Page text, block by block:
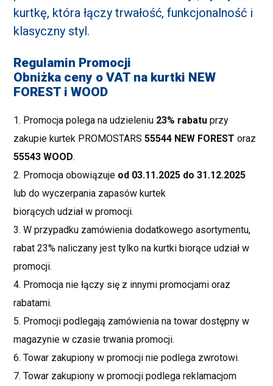
kurtkę, która łączy trwałość, funkcjonalność i
klasyczny styl.
Regulamin Promocji
Obniżka ceny o VAT na kurtki NEW
FOREST i WOOD
1. Promocja polega na udzieleniu 23% rabatu przy
zakupie kurtek PROMOSTARS55544 NEW FOREST oraz
55543 WOOD.
2. Promocja obowiązuje od 03.11.2025 do 31.12.2025
lub do wyczerpania zapasów kurtek
biorących udział w promocji.
3. W przypadku zamówienia dodatkowego asortymentu,
rabat 23% naliczany jest tylko na kurtki biorące udział w
promocji.
4. Promocja nie łączy się z innymi promocjami oraz
rabatami.
5. Promocji podlegają zamówienia na towar dostępny w
magazynie w czasie trwania promocji.
6. Towar zakupiony w promocji nie podlega zwrotowi.
7. Towar zakupiony w promocji podlega reklamacjom